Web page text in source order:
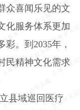
众喜闻乐见的文
化服务体系更加
彩。到 2035年，
民精神文化需求
县域巡回医疗